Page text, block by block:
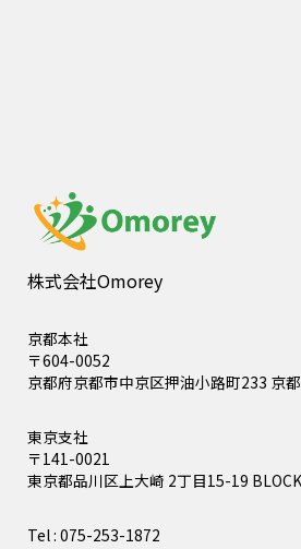
株式会社Omorey
京都本社
〒604-0052
京都府京都市中京区押油小路町233 京
東京支社
〒141-0021
東京都品川区上大崎 2丁目15-19
Tel : 075-253-1872